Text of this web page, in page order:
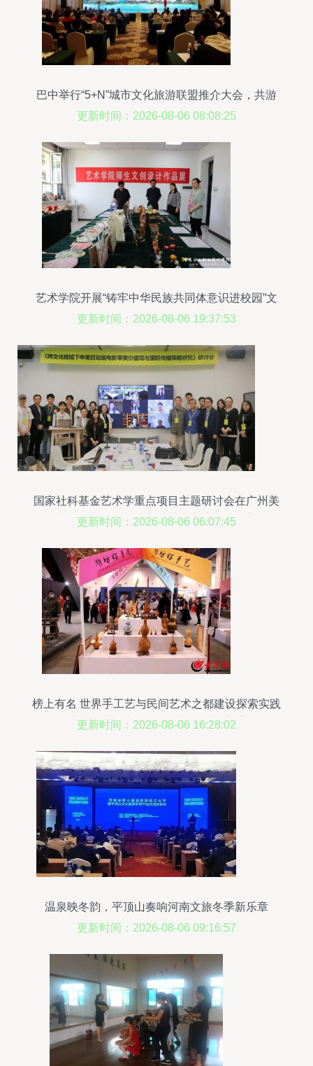
巴中举行“5+N”城市文化旅游联盟推介大会，共游
巴蜀文旅走廊
更新时间：2026-08-06 08:08:25
艺术学院开展“铸牢中华民族共同体意识进校园”文
创设计作品展，推动文化艺术交流
更新时间：2026-08-06 19:37:53
国家社科基金艺术学重点项目主题研讨会在广州美
术学院举行，推动文化艺术交流活动创新
更新时间：2026-08-06 06:07:45
榜上有名 世界手工艺与民间艺术之都建设探索实践
项目讲述潍坊蝶变——组织文化艺术交流活动
更新时间：2026-08-06 16:28:02
温泉映冬韵，平顶山奏响河南文旅冬季新乐章
更新时间：2026-08-06 09:16:57